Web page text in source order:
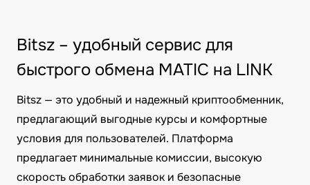
Bitsz – удобный сервис для
быстрого обмена MATIC на LINK
Bitsz — это удобный и надежный криптообменник,
предлагающий выгодные курсы и комфортные
условия для пользователей. Платформа
предлагает минимальные комиссии, высокую
скорость обработки заявок и безопасные